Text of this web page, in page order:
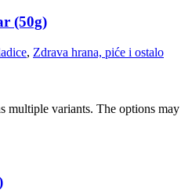
(50g)
, Zdrava hrana, piće i ostalo
multiple variants. The options may